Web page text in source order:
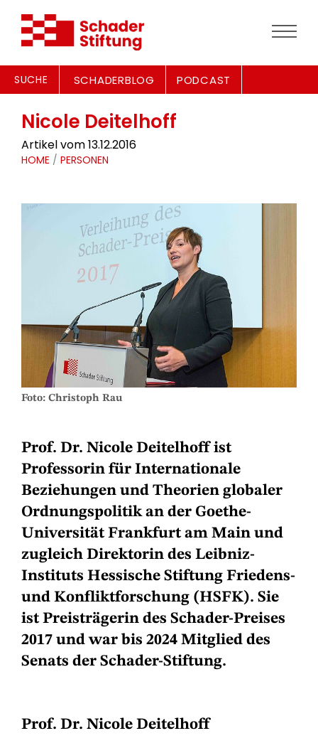
SUCHE SCHADERBLOG PODCAST
Nicole Deitelhoff
Artikel vom 13.12.2016
HOME / PERSONEN
Foto: Christoph Rau
Prof. Dr. Nicole Deitelhoff ist
Professorin für Internationale
Beziehungen und Theorien globaler
Ordnungspolitik an der Goethe-
Universität Frankfurt am Main und
zugleich Direktorin des Leibniz-
Instituts Hessische Stiftung Friedens-
und Konfliktforschung (HSFK). Sie
ist Preisträgerin des Schader-Preises
2017 und war bis 2024 Mitglied des
Senats der Schader-Stiftung.
Prof. Dr. Nicole Deitelhoff